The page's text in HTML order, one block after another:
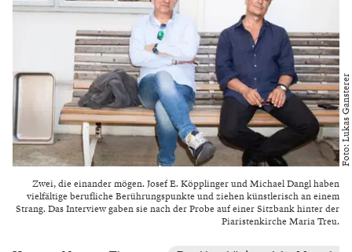
Zwei, die einander mögen. Josef E. Köpplinger und Michael Dangl haben
vielfältige berufliche Berührungspunkte und ziehen künstlerisch an einem
Strang. Das Interview gaben sie nach der Probe auf einer Sitzbank hinter der
Piaristenkirche Maria Treu.
Foto: Lukas Gansterer